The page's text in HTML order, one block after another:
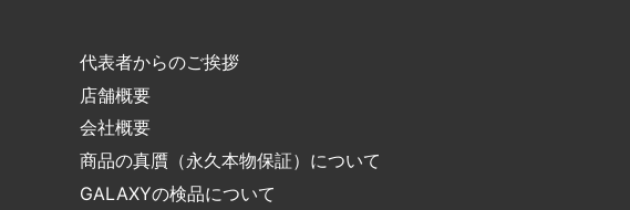
代表者からのご挨拶
店舗概要
会社概要
商品の真贋（永久本物保証）について
GALAXYの検品について